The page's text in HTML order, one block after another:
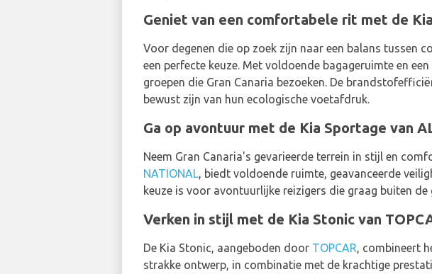
Geniet van een comfortabele rit met de
Voor degenen die op zoek zijn naar een balans tussen
een perfecte keuze. Met voldoende bagageruimte en
groepen die Gran Canaria bezoeken. De
bewust zijn van hun ecologische voetafdruk.
Ga op avontuur met de Kia Sportage van
Neem Gran Canaria's gevarieerde terrein in stijl en
NATIONAL, biedt voldoende ruimte, geavanceerde
keuze is voor avontuurlijke reizigers die graag buiten de
Verken in stijl met de Kia Stonic van
De Kia Stonic, aangeboden door TOPCAR, combineert
strakke ontwerp, in combinatie met de krachtige